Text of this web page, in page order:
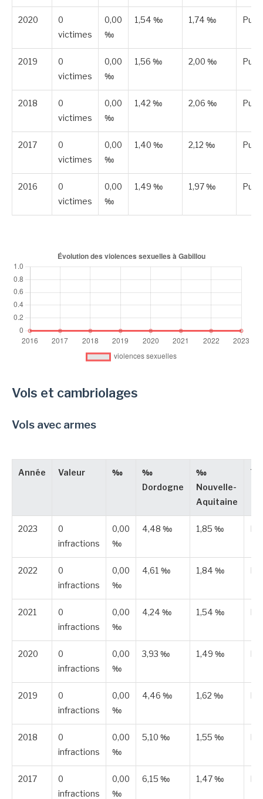
2020
0
victimes
0,00
‰
1,54 ‰ 1,74 ‰
2019
0
victimes
0,00
‰
1,56 ‰ 2,00 ‰
2018
0
victimes
0,00
‰
1,42 ‰ 2,06 ‰
2017
0
victimes
0,00
‰
1,40 ‰ 2,12 ‰
2016
0
victimes
0,00
‰
1,49 ‰ 1,97 ‰
Vols et cambriolages
Vols avec armes
Année Valeur ‰
‰
Dordogne
‰
Nouvelle-
Aquitaine
2023
0
infractions
0,00
‰
4,48 ‰ 1,85 ‰
2022
0
infractions
0,00
‰
4,61 ‰ 1,84 ‰
2021
0
infractions
0,00
‰
4,24 ‰ 1,54 ‰
2020
0
infractions
0,00
‰
3,93 ‰ 1,49 ‰
2019
0
infractions
0,00
‰
4,46 ‰ 1,62 ‰
2018
0
infractions
0,00
‰
5,10 ‰ 1,55 ‰
2017
0
infractions
0,00
‰
6,15 ‰ 1,47 ‰